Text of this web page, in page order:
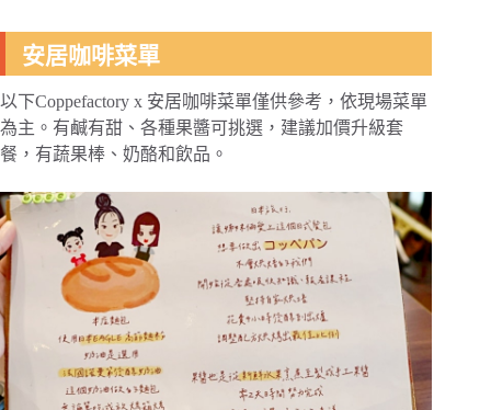
安居咖啡菜單
以下Coppefactory x 安居咖啡菜單僅供參考，依現場菜單
為主。有鹹有甜、各種果醬可挑選，建議加價升級套
餐，有蔬果棒、奶酪和飲品。